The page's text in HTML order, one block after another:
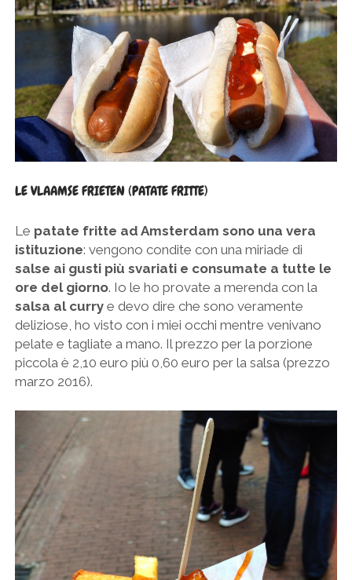
LE VLAAMSE FRIETEN (PATATE FRITTE)
Le patate fritte ad Amsterdam sono una vera
istituzione: vengono condite con una miriade di
salse ai gusti più svariati e consumate a tutte le
ore del giorno. Io le ho provate a merenda con la
salsa al currye devo dire che sono veramente
deliziose, ho visto con i miei occhi mentre venivano
pelate e tagliate a mano. Il prezzo per la porzione
piccola è 2,10 euro più 0,60 euro per la salsa (prezzo
marzo 2016).